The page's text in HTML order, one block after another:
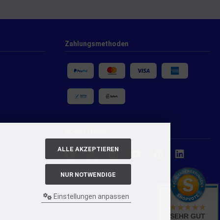
Zahlungsmethoden
ALLE AKZEPTIEREN
NUR NOTWENDIGE
Einstellungen anpassen
SEHR GUT